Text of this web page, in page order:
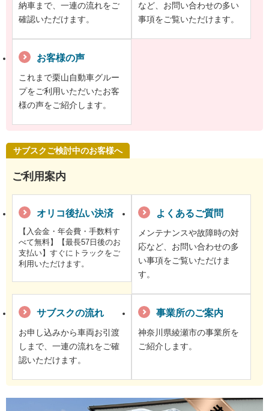
納車まで、一連の流れをご
確認いただけます。
など、お問い合わせの多い
事項をご覧いただけます。
お客様の声
これまで栗山自動車グルー
プをご利用いただいたお客
様の声をご紹介します。
サブスクご検討中のお客様へ
ご利用案内
オリコ後払い決済
【入会金・年会費・手数料す
べて無料】【最長57日後のお
支払い】すぐにトラックをご
利用いただけます。
よくあるご質問
メンテナンスや故障時の対
応など、お問い合わせの多
い事項をご覧いただけま
す。
サブスクの流れ
お申し込みから車両お引渡
しまで、一連の流れをご確
認いただけます。
事業所のご案内
神奈川県綾瀬市の事業所を
ご紹介します。